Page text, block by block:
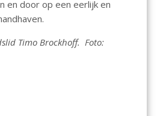
en door op een eerlijk en
Timo Brockhoff. Foto: